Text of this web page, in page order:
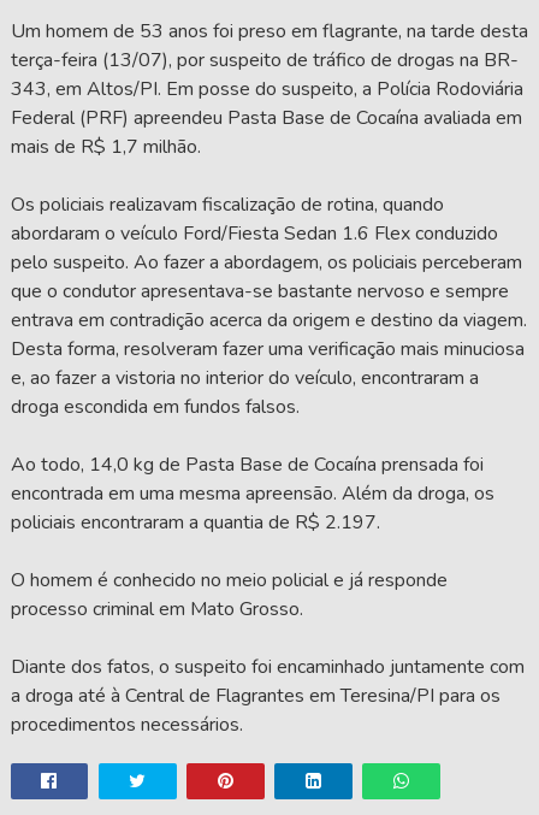
Um homem de 53 anos foi preso em flagrante, na tarde desta
terça-feira (13/07), por suspeito de tráfico de drogas na BR-
343, em Altos/PI. Em posse do suspeito, a Polícia Rodoviária
Federal (PRF) apreendeu Pasta Base de Cocaína avaliada em
mais de R$ 1,7 milhão.
Os policiais realizavam fiscalização de rotina, quando
abordaram o veículo Ford/Fiesta Sedan 1.6 Flex conduzido
pelo suspeito. Ao fazer a abordagem, os policiais perceberam
que o condutor apresentava-se bastante nervoso e sempre
entrava em contradição acerca da origem e destino da viagem.
Desta forma, resolveram fazer uma verificação mais minuciosa
e, ao fazer a vistoria no interior do veículo, encontraram a
droga escondida em fundos falsos.
Ao todo, 14,0 kg de Pasta Base de Cocaína prensada foi
encontrada em uma mesma apreensão. Além da droga, os
policiais encontraram a quantia de R$ 2.197.
O homem é conhecido no meio policial e já responde
processo criminal em Mato Grosso.
Diante dos fatos, o suspeito foi encaminhado juntamente com
a droga até à Central de Flagrantes em Teresina/PI para os
procedimentos necessários.